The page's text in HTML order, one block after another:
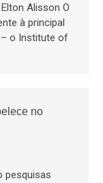
Alisson O
à principal
o Institute of
no
pesquisas